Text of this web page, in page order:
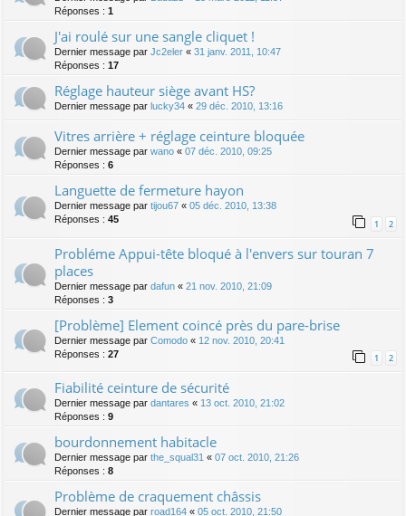
Réponses : 1
J'ai roulé sur une sangle cliquet !
Dernier message par Jc2eler « 31 janv. 2011, 10:47
Réponses : 17
Réglage hauteur siège avant HS?
Dernier message par lucky34 « 29 déc. 2010, 13:16
Vitres arrière + réglage ceinture bloquée
Dernier message par wano « 07 déc. 2010, 09:25
Réponses : 6
Languette de fermeture hayon
Dernier message par tijou67 « 05 déc. 2010, 13:38
Réponses : 45 1 2
Probléme Appui-tête bloqué à l'envers sur touran 7
places
Dernier message par dafun « 21 nov. 2010, 21:09
Réponses : 3
[Problème] Element coincé près du pare-brise
Dernier message par Comodo « 12 nov. 2010, 20:41
Réponses : 27 1 2
Fiabilité ceinture de sécurité
Dernier message par dantares « 13 oct. 2010, 21:02
Réponses : 9
bourdonnement habitacle
Dernier message par the_squal31 « 07 oct. 2010, 21:26
Réponses : 8
Problème de craquement châssis
Dernier message par road164 « 05 oct. 2010, 21:50